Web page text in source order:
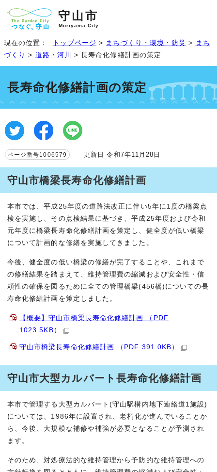
守山市
Moriyama City
現在の位置： トップページ > まちづくり・環境・防災 > まち
づくり > 道路・河川 > 長寿命化修繕計画の策定
長寿命化修繕計画の策定
ページ番号1006579 更新日 令和7年11月28日
守山市橋梁長寿命化修繕計画
本市では、平成25年度の道路法改正に伴い5年に1度の橋梁点
検を実施し、その点検結果に基づき、平成25年度および令和
元年度に橋梁長寿命化修繕計画を策定し、健全度が低い橋梁
について計画的な修繕を実施してきました。
今後、健全度の低い橋梁の修繕が完了することや、これまで
の修繕結果を踏まえて、維持管理費の縮減および安全性・信
頼性の確保を図るために全ての管理橋梁(456橋)についての長
寿命化修繕計画を策定しました。
【概要】守山市橋梁長寿命化修繕計画 （PDF
1023.5KB）
守山市橋梁長寿命化修繕計画 （PDF 391.0KB）
守山市大型カルバート長寿命化修繕計画
本市で管理する大型カルバート(守山駅構内地下連絡道1施設)
については、1986年に設置され、老朽化が進んでいることか
ら、今後、大規模な補修や補強が必要となることが予測され
ます。
そのため、対処療法的な維持管理から予防的な維持管理への